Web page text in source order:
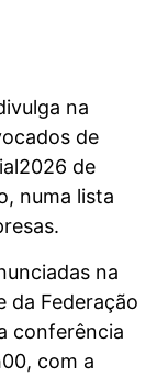
na
de
de
numa lista
na
da Federação
conferência
com a